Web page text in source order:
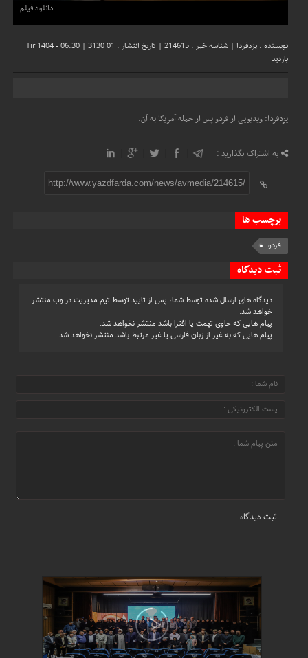
دانلود فیلم
نویسنده : یزدفردا |شناسه خبر : 214615 | تاریخ انتشار : 01 Tir 1404 - 06:30 | 3130
بازدید
یزدفردا: ویدیویی از فردو پس از حمله آمریکا به آن.
به اشتراک بگذارید :
http://www.yazdfarda.com/news/avmedia/214615/
برچسب ها
فردو
ثبت دیدگاه
دیدگاه های ارسال شده توسط شما، پس از تایید توسط تیم مدیریت در وب منتشر
خواهد شد.
پیام هایی که حاوی تهمت یا افترا باشد منتشر نخواهد شد.
پیام هایی که به غیر از زبان فارسی یا غیر مرتبط باشد منتشر نخواهد شد.